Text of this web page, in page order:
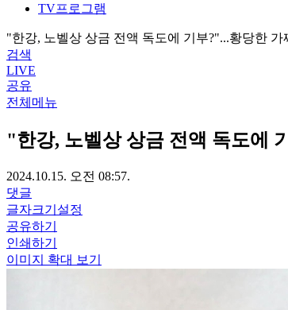
TV프로그램
"한강, 노벨상 상금 전액 독도에 기부?"...황당한 가
검색
LIVE
공유
전체메뉴
"한강, 노벨상 상금 전액 독도에
2024.10.15. 오전 08:57.
댓글
글자크기설정
공유하기
인쇄하기
이미지 확대 보기